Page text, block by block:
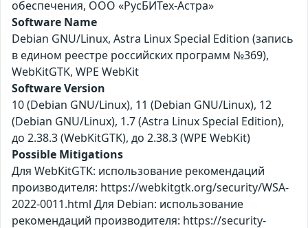
обеспечения, ООО «РусБИТех-Астра»
Software Name
Debian GNU/Linux, Astra Linux Special Edition (запись
в едином реестре российских программ №369),
WebKitGTK, WPE WebKit
Software Version
10 (Debian GNU/Linux), 11 (Debian GNU/Linux), 12
(Debian GNU/Linux), 1.7 (Astra Linux Special Edition),
до 2.38.3 (WebKitGTK), до 2.38.3 (WPE WebKit)
Possible Mitigations
Для WebKitGTK: использование рекомендаций
производителя: https://webkitgtk.org/security/WSA-
2022-0011.html Для Debian: использование
рекомендаций производителя: https://security-